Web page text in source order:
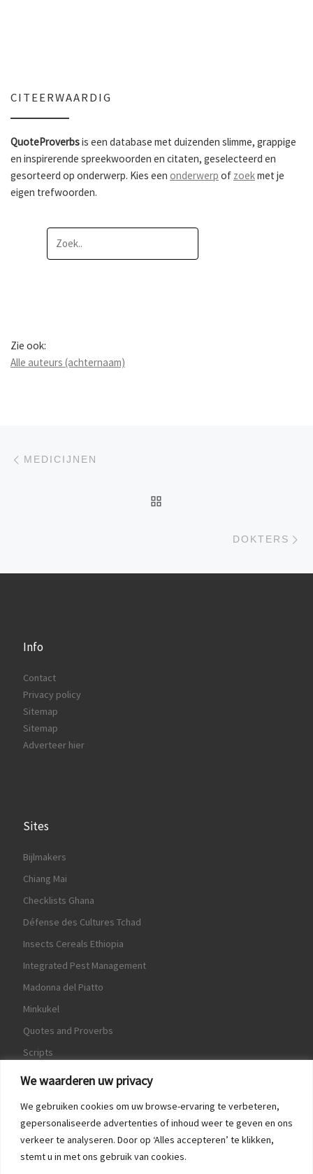
We waarderen uw privacy
We gebruiken cookies om uw browse-ervaring te verbeteren,
gepersonaliseerde advertenties of inhoud weer te geven en ons
verkeer te analyseren. Door op ‘Alles accepteren’ te klikken,
stemt u in met ons gebruik van cookies.
CITEERWAARDIG
QuoteProverbsis een database met duizenden slimme, grappige
en inspirerende spreekwoorden en citaten, geselecteerd en
gesorteerd op onderwerp. Kies een onderwerp of zoekmet je
eigen trefwoorden.
Zie ook:
Alle auteurs (achternaam)
Berichtnavigatie
MEDICIJNEN
DOKTERS
Info
Contact
Privacy policy
Sitemap
Sitemap
Adverteer hier
Sites
Bijlmakers
Chiang Mai
Checklists Ghana
Défense des Cultures Tchad
Insects Cereals Ethiopia
Integrated Pest Management
Madonna del Piatto
Minkukel
Quotes and Proverbs
Scripts
World Crops Database
Game